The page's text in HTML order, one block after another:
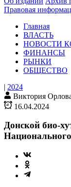
Правовая
Главная
ВЛАСТЬ
НОВОСТИ
ФИНАНСЫ
РЫНКИ
ОБЩЕСТВО
| 2024
Виктория
16.04.2024
Донской био-